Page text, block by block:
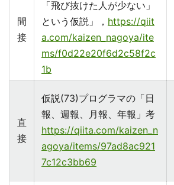
間
接
「飛び抜けた人が少ない」
という仮説」， https://qiit
a.com/kaizen_nagoya/ite
ms/f0d22e20f6d2c58f2c
1b
直
接
仮説(73)プログラマの「日
報、週報、月報、年報」考
https://qiita.com/kaizen_n
agoya/items/97ad8ac921
7c12c3bb69